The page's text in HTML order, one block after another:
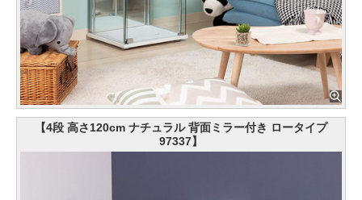
【4段 高さ120cm ナチュラル 背面ミラー付き ロータイプ
97337】